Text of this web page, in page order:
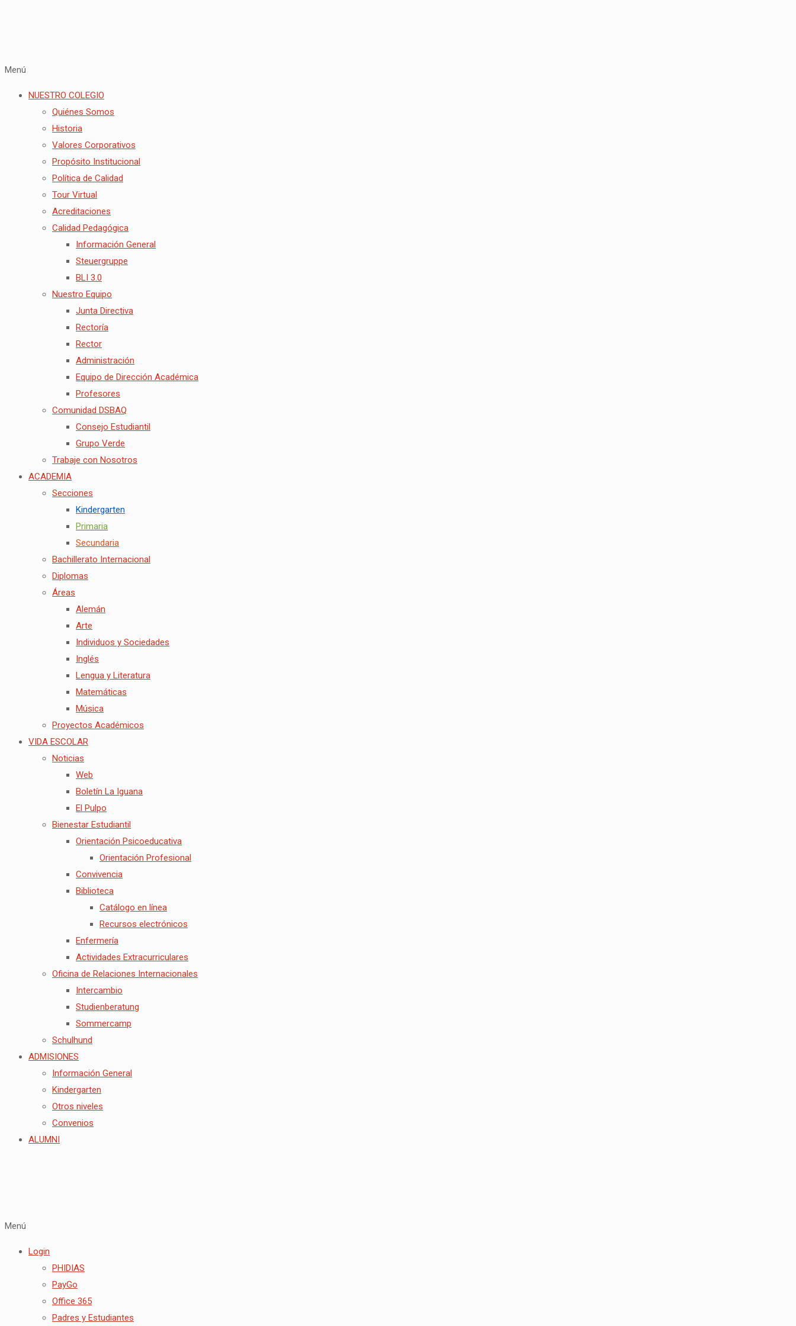
Menú
NUESTRO COLEGIO
Quiénes Somos
Historia
Valores Corporativos
Propósito Institucional
Política de Calidad
Tour Virtual
Acreditaciones
Calidad Pedagógica
Información General
Steuergruppe
BLI 3.0
Nuestro Equipo
Junta Directiva
Rectoría
Rector
Administración
Equipo de Dirección Académica
Profesores
Comunidad DSBAQ
Consejo Estudiantil
Grupo Verde
Trabaje con Nosotros
ACADEMIA
Secciones
Kindergarten
Primaria
Secundaria
Bachillerato Internacional
Diplomas
Áreas
Alemán
Arte
Individuos y Sociedades
Inglés
Lengua y Literatura
Matemáticas
Música
Proyectos Académicos
VIDA ESCOLAR
Noticias
Web
Boletín La Iguana
El Pulpo
Bienestar Estudiantil
Orientación Psicoeducativa
Orientación Profesional
Convivencia
Biblioteca
Catálogo en línea
Recursos electrónicos
Enfermería
Actividades Extracurriculares
Oficina de Relaciones Internacionales
Intercambio
Studienberatung
Sommercamp
Schulhund
ADMISIONES
Información General
Kindergarten
Otros niveles
Convenios
ALUMNI
Menú
Login
PHIDIAS
PayGo
Office 365
Padres y Estudiantes